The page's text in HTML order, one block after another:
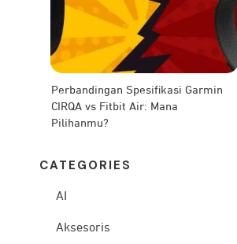
Perbandingan Spesifikasi Garmin
CIRQA vs Fitbit Air: Mana
Pilihanmu?
CATEG ORIES
AI
Aksesoris